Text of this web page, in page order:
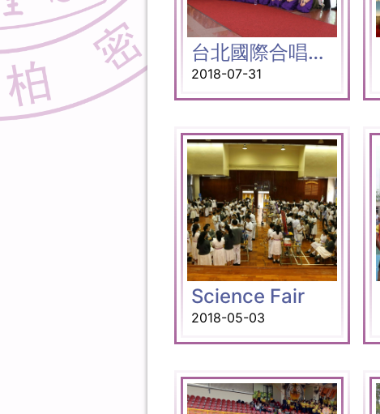
台北國際合唱音樂節
2018-07-31
Science Fair
2018-05-03